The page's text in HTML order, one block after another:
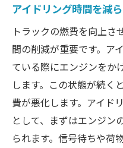
アイドリング時間を減
トラックの燃費を向上さ
間の削減が重要です。ア
ている際にエンジンをか
します。この状態が続く
費が悪化します。アイド
として、まずはエンジン
られます。信号待ちや荷